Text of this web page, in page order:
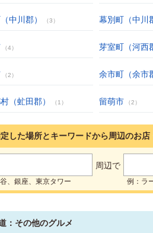
中川郡） （3） 幕別町（中川
（4） 芽室町（河西
（2） 余市町（余市
（虻田郡） （1） 留萌市 （2）
した場所とキーワードから周辺のお店
周辺で
、銀座、東京タワー 例：ラ
：その他のグルメ